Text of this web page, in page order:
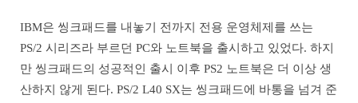
IBM은 씽크패드를 내놓기 전까지 전용 운영체제를 쓰는
PS/2 시리즈라 부르던 PC와 노트북을 출시하고 있었다. 하지
만 씽크패드의 성공적인 출시 이후 PS2 노트북은 더 이상 생
산하지 않게 된다. PS/2 L40 SX는 씽크패드에 바통을 넘겨 준